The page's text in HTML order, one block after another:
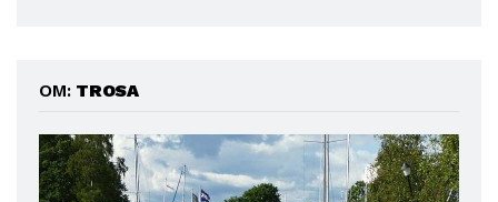
OM: TROSA